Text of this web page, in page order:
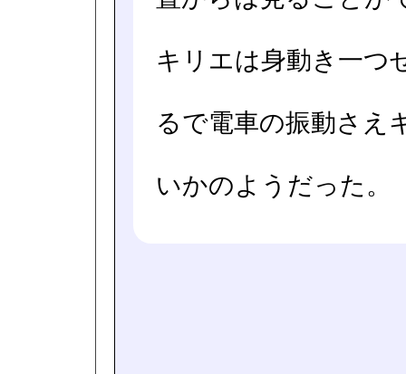
キリエは身動き一つ
るで電車の振動さえ
いかのようだった。